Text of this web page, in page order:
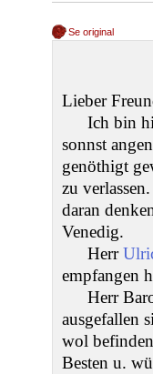
Se original
Lieber
Ich bin
sonnst
genöthigt
zu
daran
Venedig.
Herr
empfangen
Herr
ausgefallen
wol
Besten u.